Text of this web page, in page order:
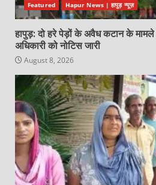
Featured Hapur News | हापुड़ न्यूज़
हापुड़: दो हरे पेड़ों के अवैध कटान के मामले
अधिकारी को नोटिस जारी
August 8, 2026